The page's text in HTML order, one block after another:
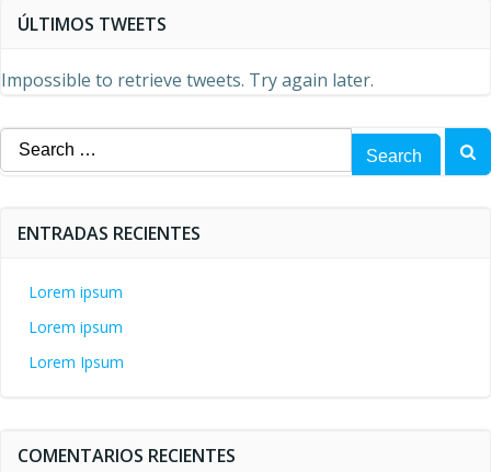
ÚLTIMOS TWEETS
Impossible to retrieve tweets. Try again later.
Search
for:
ENTRADAS RECIENTES
Lorem ipsum
Lorem ipsum
Lorem Ipsum
COMENTARIOS RECIENTES